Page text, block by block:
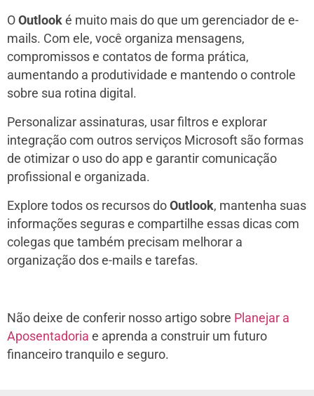
O Outlook é muito mais do que um gerenciador de e-
mails. Com ele, você organiza mensagens,
compromissos e contatos de forma prática,
aumentando a produtividade e mantendo o controle
sobre sua rotina digital.
Personalizar assinaturas, usar filtros e explorar
integração com outros serviços Microsoft são formas
de otimizar o uso do app e garantir comunicação
profissional e organizada.
Explore todos os recursos do Outlook, mantenha suas
informações seguras e compartilhe essas dicas com
colegas que também precisam melhorar a
organização dos e-mails e tarefas.
Não deixe de conferir nosso artigo sobre Planejar a
Aposentadoria e aprenda a construir um futuro
financeiro tranquilo e seguro.